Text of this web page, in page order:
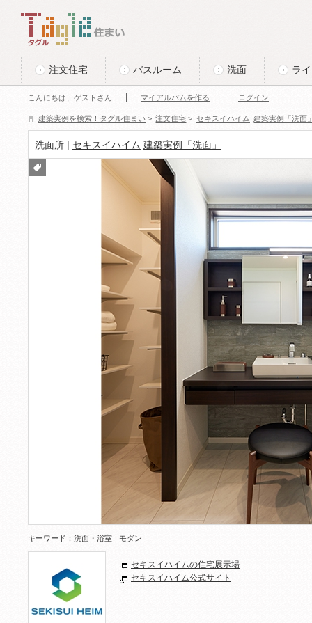
Tagle タグル 住まい
注文住宅 バスルーム 洗面 ラ
こんにちは、ゲストさん マイアルバムを作る ログイン
建築実例を検索！タグル住まい > 注文住宅 > セキスイハイム 建築実例「洗面
洗面所 | セキスイハイム 建築実例「洗面」
キーワード： 洗面・浴室 モダン
セキスイハイムの住宅展示場
セキスイハイム公式サイト